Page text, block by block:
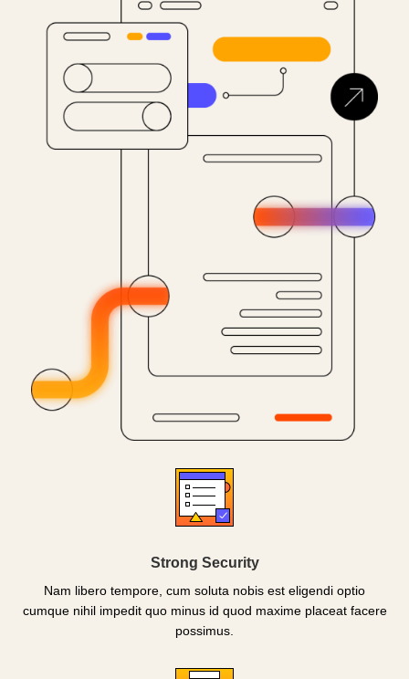
Strong Security
Nam libero tempore, cum soluta nobis est eligendi optio
cumque nihil impedit quo minus id quod maxime placeat facere
possimus.